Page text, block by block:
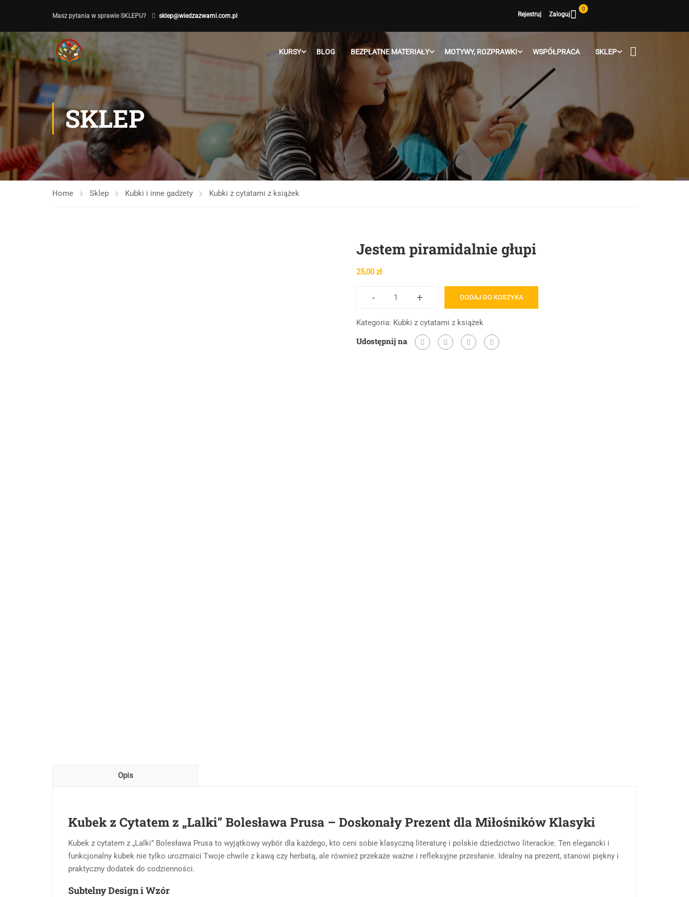
Masz pytania w sprawie SKLEPU? sklep@wiedzazwami.com.pl Rejestruj Zaloguj
0
KURSY BLOG BEZPŁATNE MATERIAŁY MOTYWY, ROZPRAWKI WSPÓŁPRACA SKLEP
SKLEP
Home Sklep Kubki i inne gadżety Kubki z cytatami z książek
Jestem piramidalnie głupi
25,00zł
-
ilość
piramidalnie
głupi
+ DODAJ DO KOSZYKA
Kategoria: Kubki z cytatami z książek
Udostępnij na
Opis
Kubek z Cytatem z „Lalki” Bolesława Prusa – Doskonały Prezent dla Miłośników Klasyki
Kubek z cytatem z „Lalki” Bolesława Prusa to wyjątkowy wybór dla każdego, kto ceni sobie klasyczną literaturę i polskie dziedzictwo literackie. Ten elegancki i
funkcjonalny kubek nie tylko urozmaici Twoje chwile z kawą czy herbatą, ale również przekaże ważne i refleksyjne przesłanie. Idealny na prezent, stanowi piękny i
praktyczny dodatek do codzienności.
Subtelny Design i Wzór